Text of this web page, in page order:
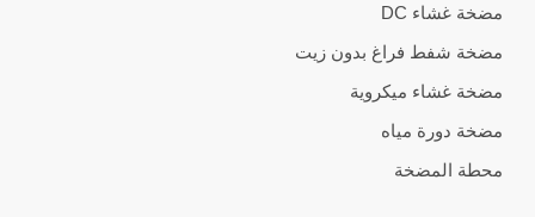
مضخة غشاء DC
مضخة شفط فراغ بدون زيت
مضخة غشاء ميكروية
مضخة دورة مياه
محطة المضخة